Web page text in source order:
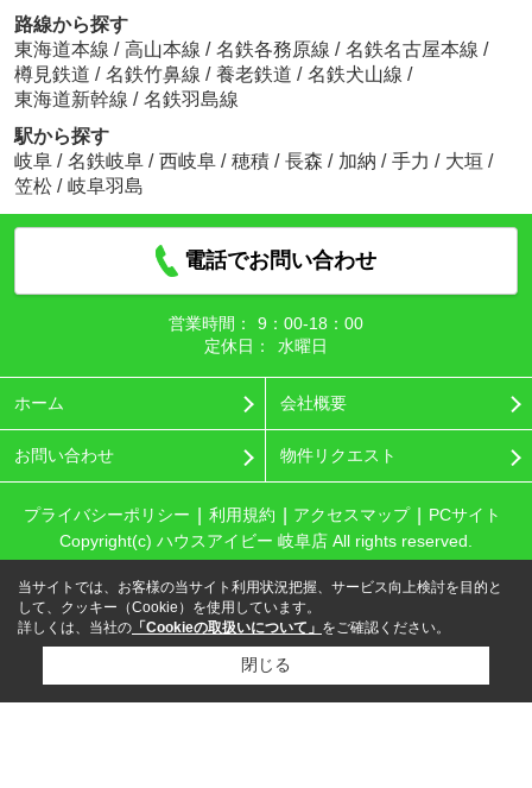
路線から探す
東海道本線 / 高山本線 / 名鉄各務原線 / 名鉄名古屋本線 /
樽見鉄道 / 名鉄竹鼻線 / 養老鉄道 / 名鉄犬山線 /
東海道新幹線 / 名鉄羽島線
駅から探す
岐阜 / 名鉄岐阜 / 西岐阜 / 穂積 / 長森 / 加納 / 手力 / 大垣 /
笠松 / 岐阜羽島
電話でお問い合わせ
営業時間：
9：00‐18：00
定休日：
水曜日
ホーム 会社概要
お問い合わせ 物件リクエスト
プライバシーポリシー 利用規約 アクセスマップ
PCサイト
Copyright(c) ハウスアイビー 岐阜店 All rights reserved.
当サイトでは、お客様の当サイト利用状況把握、サービス向上検討を目的と
して、クッキー（Cookie）を使用しています。
詳しくは、当社の 「Cookieの取扱いについて」 をご確認ください。
閉じる